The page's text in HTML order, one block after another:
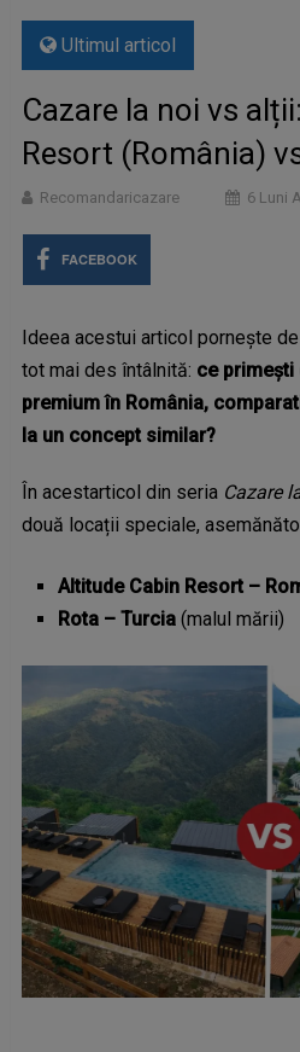
Ultimul articol
Cazare la noi vs
Resort (România)
Recomandaricazare 6 Luni
FACEBOOK
Ideea acestui articol pornește
tot mai des întâlnită: ce primești
premium în România,
la un concept similar?
În acestarticol din seria Cazare
două locații speciale,
Altitude Cabin Resort –
Rota – Turcia(malul mării)